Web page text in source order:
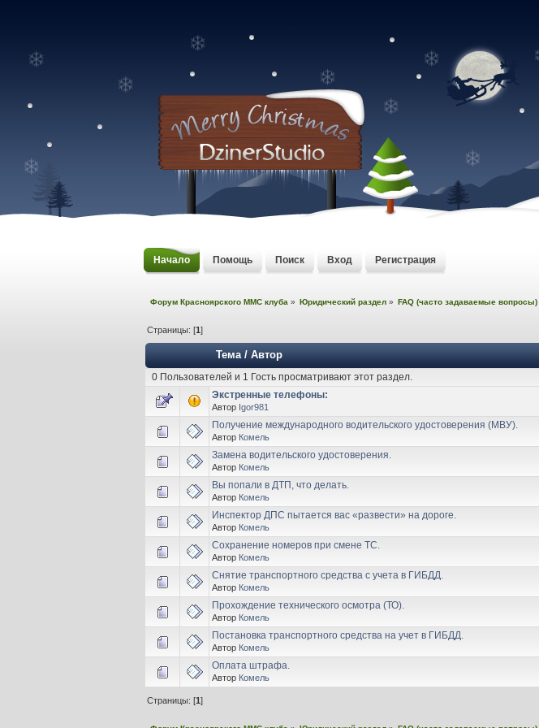
Начало Помощь Поиск Вход Регистрация
Форум Красноярского MMC клуба » Юридический раздел » FAQ (часто задаваемые вопросы)
Страницы: [1]
Тема/ Автор
0 Пользователей и 1 Гость просматривают этот раздел.
Экстренные телефоны:
Автор Igor981
Получение международного водительского удостоверения (МВУ).
Автор Комель
Замена водительского удостоверения.
Автор Комель
Вы попали в ДТП, что делать.
Автор Комель
Инспектор ДПС пытается вас «развести» на дороге.
Автор Комель
Сохранение номеров при смене ТС.
Автор Комель
Снятие транспортного средства с учета в ГИБДД.
Автор Комель
Прохождение технического осмотра (ТО).
Автор Комель
Постановка транспортного средства на учет в ГИБДД.
Автор Комель
Оплата штрафа.
Автор Комель
Страницы: [1]